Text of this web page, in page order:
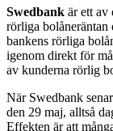
Swedbank är ett av
rörliga bolåneräntan
bankens rörliga
igenom direkt för
av kunderna rörlig
När Swedbank
den 29 maj, alltså
Effekten är att